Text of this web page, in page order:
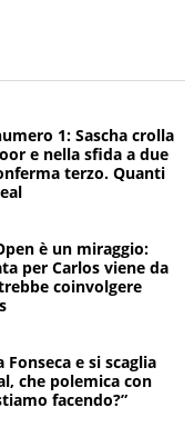
1: Sascha crolla
e nella sfida a due
terzo. Quanti
è un miraggio:
per Carlos viene da
coinvolgere
Fonseca e si scaglia
che polemica con
facendo?”